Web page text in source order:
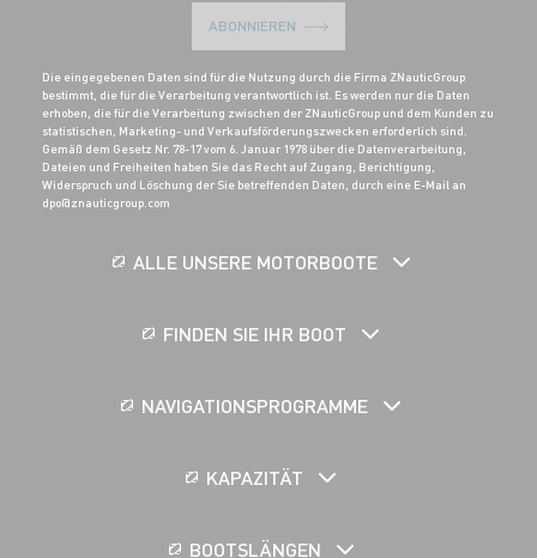
ABONNIEREN
Die eingegebenen Daten sind für die Nutzung durch die Firma ZNauticGroup
bestimmt, die für die Verarbeitung verantwortlich ist. Es werden nur die Daten
erhoben, die für die Verarbeitung zwischen der ZNauticGroup und dem Kunden zu
statistischen, Marketing- und Verkaufsförderungszwecken erforderlich sind.
Gemäß dem Gesetz Nr. 78-17 vom 6. Januar 1978 über die Datenverarbeitung,
Dateien und Freiheiten haben Sie das Recht auf Zugang, Berichtigung,
Widerspruch und Löschung der Sie betreffenden Daten, durch eine E-Mail an
dpo@znauticgroup.com
ALLE UNSERE MOTORBOOTE
FINDEN SIE IHR BOOT
NAVIGATIONSPROGRAMME
KAPAZITÄT
BOOTSLÄNGEN